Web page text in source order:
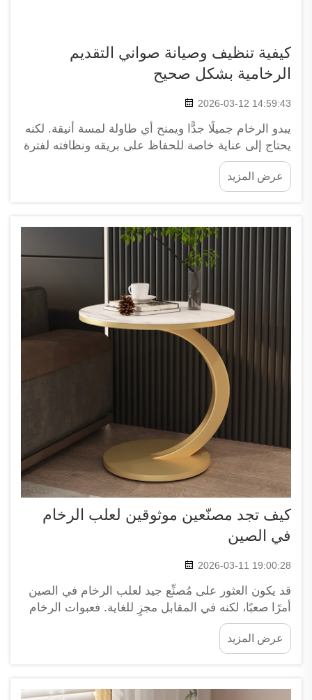
كيفية تنظيف وصيانة صواني التقديم
الرخامية بشكل صحيح
2026-03-12 14:59:43
يبدو الرخام جميلًا جدًّا ويمنح أي طاولة لمسة أنيقة. لكنه
يحتاج إلى عناية خاصة للحفاظ على بريقه ونظافته لفترة
الصواني الجميلة. وعندما تحصل على صينية رخامية،
فإنك ترغب في أن تدوم لسنوات عديدة وأن تحتفظ
عرض المزيد
كيف تجد مصنّعين موثوقين لعلب الرخام
في الصين
2026-03-11 19:00:28
قد يكون العثور على مُصنِّع جيد لعلب الرخام في الصين
أمرًا صعبًا، لكنه في المقابل مجزٍ للغاية. فعبوات الرخام
تبدو جميلةً جدًّا وقوية، مما يجعلها مثاليةً للهدايا والديكور.
وعند رغبتك في شراء هذه العبوات، فإن العثور على
شركة موثوقة يكتسب أهميةً بالغة. X...
عرض المزيد